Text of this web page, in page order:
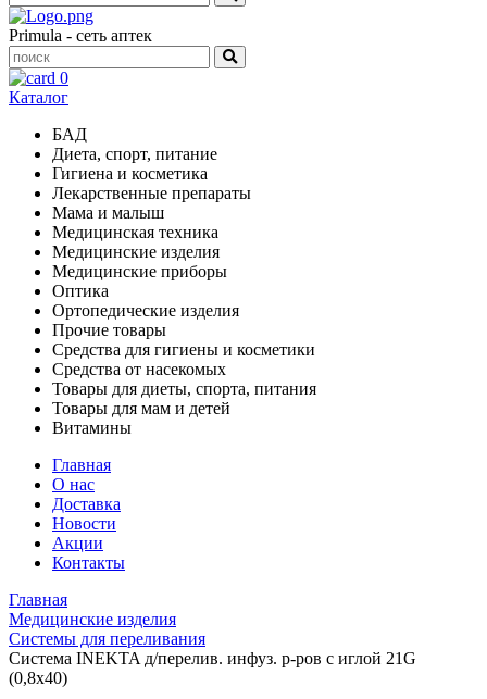
Primula - сеть аптек
0
Каталог
БАД
Диета, спорт, питание
Гигиена и косметика
Лекарственные препараты
Мама и малыш
Медицинская техника
Медицинские изделия
Медицинские приборы
Оптика
Ортопедические изделия
Прочие товары
Средства для гигиены и косметики
Средства от насекомых
Товары для диеты, спорта, питания
Товары для мам и детей
Витамины
Главная
О нас
Доставка
Новости
Акции
Контакты
Главная
Медицинские изделия
Системы для переливания
Система INEKTA д/перелив. инфуз. р-ров с иглой 21G
(0,8х40)